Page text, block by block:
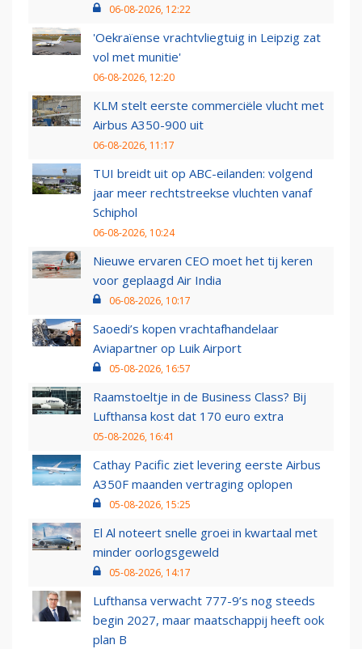
06-08-2026, 12:22
'Oekraïense vrachtvliegtuig in Leipzig zat
vol met munitie'
06-08-2026, 12:20
KLM stelt eerste commerciële vlucht met
Airbus A350-900 uit
06-08-2026, 11:17
TUI breidt uit op ABC-eilanden: volgend
jaar meer rechtstreekse vluchten vanaf
Schiphol
06-08-2026, 10:24
Nieuwe ervaren CEO moet het tij keren
voor geplaagd Air India
06-08-2026, 10:17
Saoedi’s kopen vrachtafhandelaar
Aviapartner op Luik Airport
05-08-2026, 16:57
Raamstoeltje in de Business Class? Bij
Lufthansa kost dat 170 euro extra
05-08-2026, 16:41
Cathay Pacific ziet levering eerste Airbus
A350F maanden vertraging oplopen
05-08-2026, 15:25
El Al noteert snelle groei in kwartaal met
minder oorlogsgeweld
05-08-2026, 14:17
Lufthansa verwacht 777-9’s nog steeds
begin 2027, maar maatschappij heeft ook
plan B